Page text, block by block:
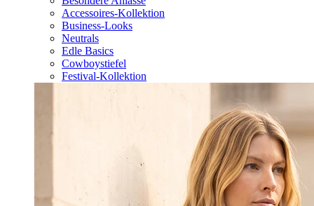
Accessoires-Kollektion
Business-Looks
Neutrals
Edle Basics
Cowboystiefel
Festival-Kollektion